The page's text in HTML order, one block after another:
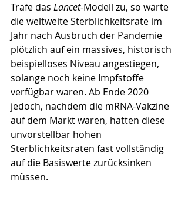
Träfe das Lancet-Modell zu, so wärte
die weltweite Sterblichkeitsrate im
Jahr nach Ausbruch der Pandemie
plötzlich auf ein massives, historisch
beispielloses Niveau angestiegen,
solange noch keine Impfstoffe
verfügbar waren. Ab Ende 2020
jedoch, nachdem die mRNA-Vakzine
auf dem Markt waren, hätten diese
unvorstellbar hohen
Sterblichkeitsraten fast vollständig
auf die Basiswerte zurücksinken
müssen.